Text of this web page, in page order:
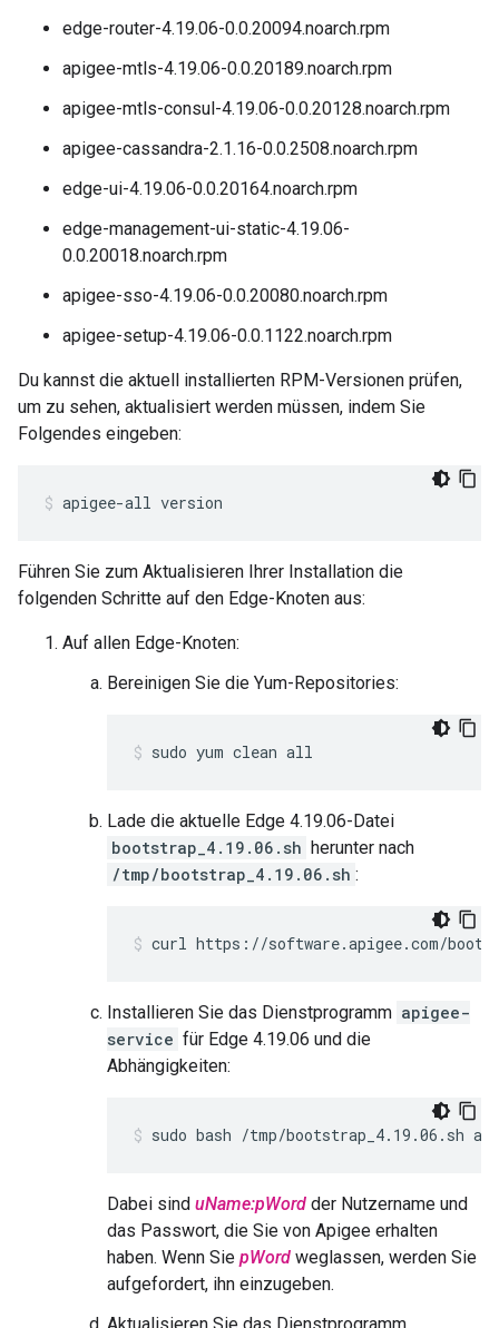
edge-router-4.19.06-0.0.20094.noarch.rpm
apigee-mtls-4.19.06-0.0.20189.noarch.rpm
apigee-mtls-consul-4.19.06-0.0.20128.noarch.rpm
apigee-cassandra-2.1.16-0.0.2508.noarch.rpm
edge-ui-4.19.06-0.0.20164.noarch.rpm
edge-management-ui-static-4.19.06-
0.0.20018.noarch.rpm
apigee-sso-4.19.06-0.0.20080.noarch.rpm
apigee-setup-4.19.06-0.0.1122.noarch.rpm
Du kannst die aktuell installierten RPM-Versionen prüfen,
um zu sehen, aktualisiert werden müssen, indem Sie
Folgendes eingeben:
apigee-all version
Führen Sie zum Aktualisieren Ihrer Installation die
folgenden Schritte auf den Edge-Knoten aus:
Auf allen Edge-Knoten:
Bereinigen Sie die Yum-Repositories:
sudo yum clean all
Lade die aktuelle Edge 4.19.06-Datei
bootstrap_4.19.06.sh herunter nach
/tmp/bootstrap_4.19.06.sh :
curl https://software.apigee.com/
Installieren Sie das Dienstprogramm apigee-
service für Edge 4.19.06 und die
Abhängigkeiten:
sudo bash /tmp/bootstrap_4.19.06.sh
Dabei sind uName:pWord der Nutzername und
das Passwort, die Sie von Apigee erhalten
haben. Wenn Sie pWord weglassen, werden Sie
aufgefordert, ihn einzugeben.